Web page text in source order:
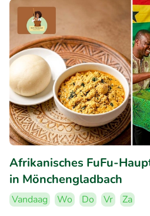
Afrikanisches FuFu-
in Mönchengladbach
Vandaag Wo Do Vr
Za